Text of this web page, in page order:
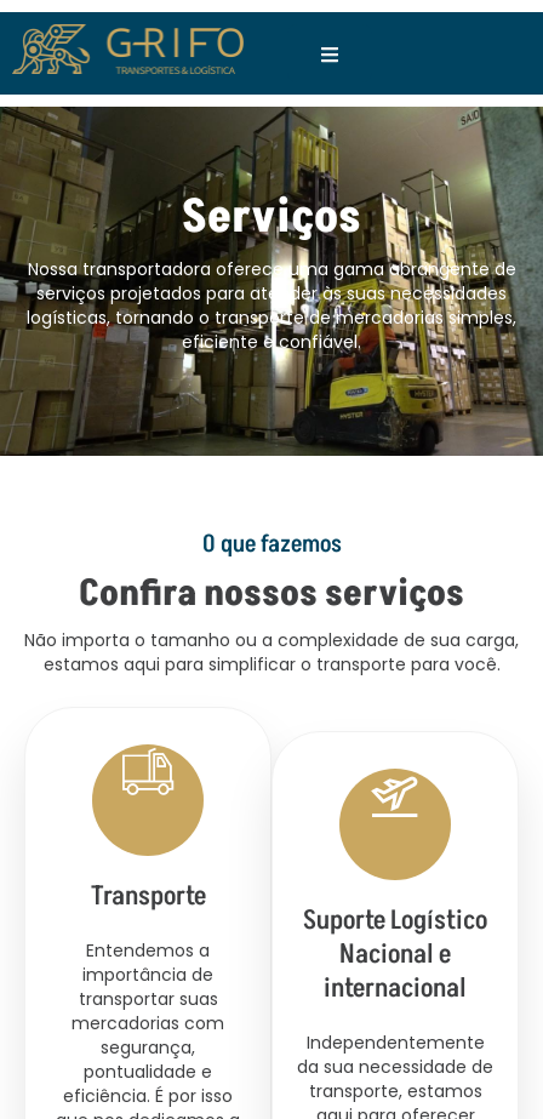
Serviços
Nossa transportadora oferece uma gama abrangente de
serviços projetados para atender às suas necessidades
logísticas, tornando o transporte de mercadorias simples,
eficiente e confiável.
O que fazemos
Confira nossos serviços
Não importa o tamanho ou a complexidade de sua carga,
estamos aqui para simplificar o transporte para você.
Transporte
Entendemos a
importância de
transportar suas
mercadorias com
segurança,
pontualidade e
eficiência. É por isso
Suporte Logístico
Nacional e
internacional
Independentemente
da sua necessidade de
transporte, estamos